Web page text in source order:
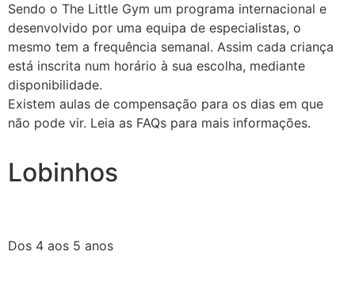
Sendo o The Little Gym um programa internacional e
desenvolvido por uma equipa de especialistas, o
mesmo tem a frequência semanal. Assim cada criança
está inscrita num horário à sua escolha, mediante
disponibilidade.
Existem aulas de compensação para os dias em que
não pode vir. Leia as FAQs para mais informações.
Lobinhos
Dos 4 aos 5 anos